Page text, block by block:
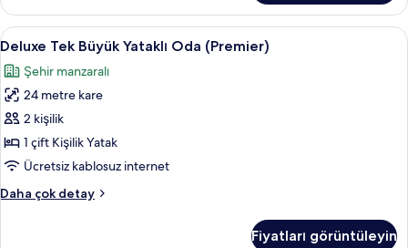
tüm
fotoğrafları
görün
Oda
(Deluxe,
Floor
~
27)
daha
fazla
detay
Deluxe
Tek
Büyük
Yataklı
Oda
(Premier)
için
fotoğrafları
Kaliteli yatak takımı, kuştüyü yorgan,
6
Deluxe Tek Büyük Yataklı Oda (Premier)
Şehir manzaralı
24 metre kare
2 kişilik
1 çift Kişilik Yatak
Ücretsiz kablosuz internet
Daha çok detay
Deluxe
Fiyatları görüntüleyin